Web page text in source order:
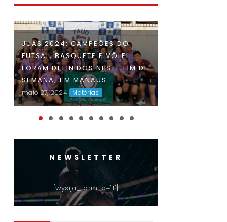
JUAS 2024: CAMPEÕES DO
FUTSAL, BASQUETE E VÔLEI
FORAM DEFINIDOS NESTE FIM DE
SEMANA, EM MANAUS
maio 27, 2024 Matérias
NEWSLETTER
[wysija_form id="1"]